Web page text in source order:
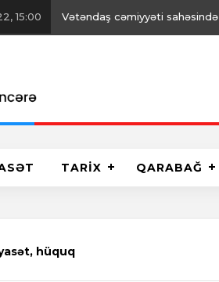
Türkiyənin təcrübəsi öyrənilir
TARİX QARABAĞ
hüquq